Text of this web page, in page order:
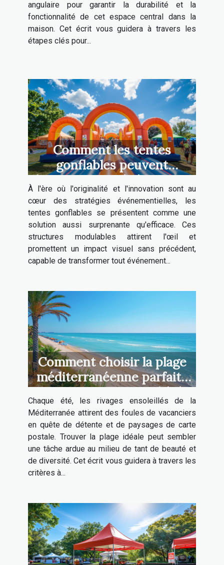
angulaire pour garantir la durabilité et la
fonctionnalité de cet espace central dans la
maison. Cet écrit vous guidera à travers les
étapes clés pour...
Comment les tentes
gonflables peuvent
dynamiser vos événements
À l'ère où l'originalité et l'innovation sont au
cœur des stratégies événementielles, les
tentes gonflables se présentent comme une
solution aussi surprenante qu'efficace. Ces
structures modulables attirent l'œil et
promettent un impact visuel sans précédent,
capable de transformer tout événement...
Comment choisir la plage
méditerranéenne parfaite
pour vos vacances d'été
Chaque été, les rivages ensoleillés de la
Méditerranée attirent des foules de vacanciers
en quête de détente et de paysages de carte
postale. Trouver la plage idéale peut sembler
une tâche ardue au milieu de tant de beauté et
de diversité. Cet écrit vous guidera à travers les
critères à...